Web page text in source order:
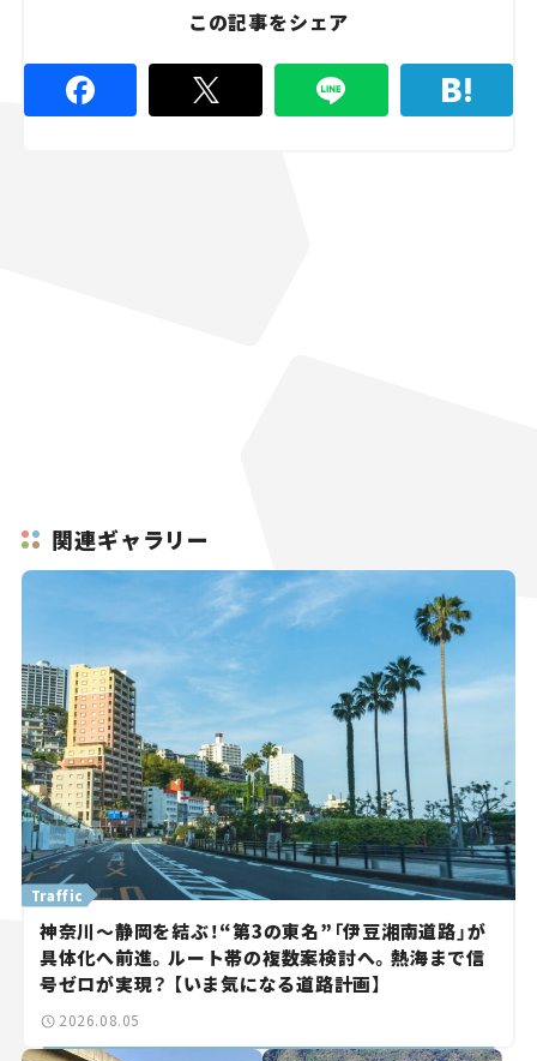
%
この記事をシェア
関連ギャラリー
Traffic
神奈川～静岡を結ぶ！“第3の東名”「伊豆湘南道路」が
具体化へ前進。ルート帯の複数案検討へ。熱海まで信
号ゼロが実現？ 【いま気になる道路計画】
2026.08.05